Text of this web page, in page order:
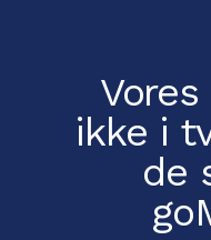
ikke i
de